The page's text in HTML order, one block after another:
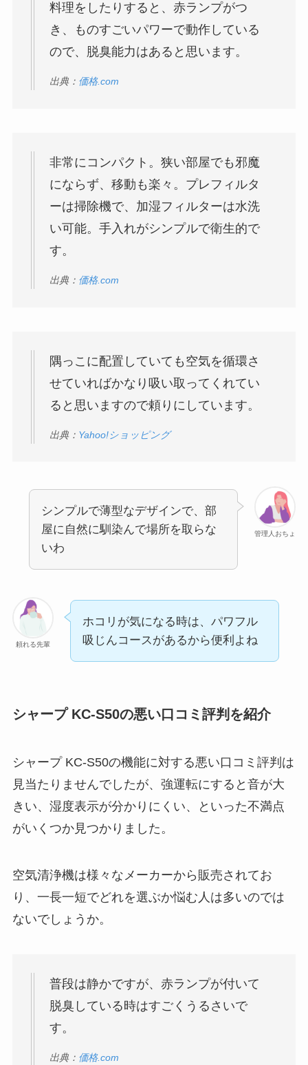
料理をしたりすると、赤ランプがつ
き、ものすごいパワーで動作している
ので、脱臭能力はあると思います。
出典： 価格.com
非常にコンパクト。狭い部屋でも邪魔
にならず、移動も楽々。プレフィルタ
ーは掃除機で、加湿フィルターは水洗
い可能。手入れがシンプルで衛生的で
す。
出典： 価格.com
隅っこに配置していても空気を循環さ
せていればかなり吸い取ってくれてい
ると思いますので頼りにしています。
出典： Yahoo!ショッピング
管理人おちょ
シンプルで薄型なデザインで、部
屋に自然に馴染んで場所を取らな
いわ
頼れる先輩
ホコリが気になる時は、パワフル
吸じんコースがあるから便利よね
シャープ KC-S50の悪い口コミ評判を紹介
シャープ KC-S50の機能に対する悪い口コミ評判は
見当たりませんでしたが、強運転にすると音が大
きい、湿度表示が分かりにくい、といった不満点
がいくつか見つかりました。
空気清浄機は様々なメーカーから販売されてお
り、一長一短でどれを選ぶか悩む人は多いのでは
ないでしょうか。
普段は静かですが、赤ランプが付いて
脱臭している時はすごくうるさいで
す。
出典： 価格.com